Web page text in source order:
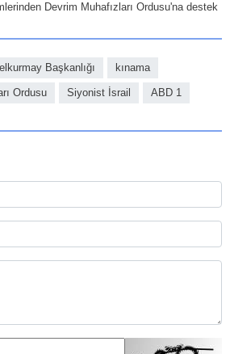
Devrim Muhafızları Ordusu'na destek
Başkanlığı kınama
Ordusu Siyonist İsrail ABD 1